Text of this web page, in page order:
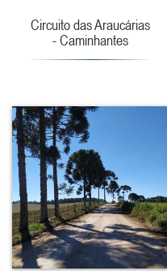
Circuito das Araucárias
- Caminhantes